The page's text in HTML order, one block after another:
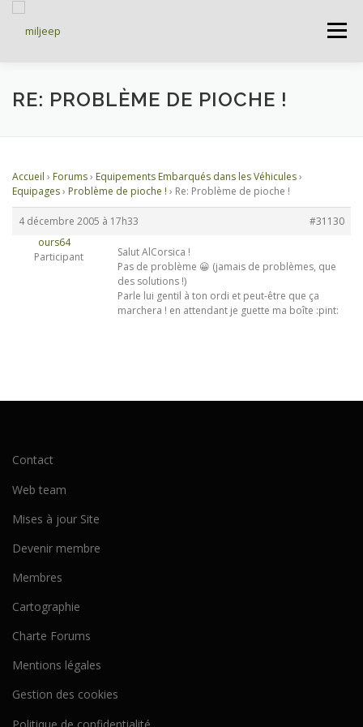
Menu
ACCUEIL ARTICLES PETITES ANNONCES
DOCUMENTATIONS
RE: PROBLÈME DE PIOCHE !
Accueil › Forums› Equipements Embarqués dans les Véhicules›
Equipages› Problème de pioche ! › Re: Problème de pioche !
4 décembre 2005 à 17h33
#31130
ours64
Participant
Salut AlCorsica !
Pas de problème 😀 (jamais de problèmes, que
des solutions !)
Parle lui gentil à ton ordi et peut-être que ça
marchera ! en attendant je guette ma boîte :pint:
Contact
Web team
Mises à jour Site
Devenir membre
Membres
Cartographie
Charte Forums
Mentions légales
Gestion des cookies
Politique de confidentialité